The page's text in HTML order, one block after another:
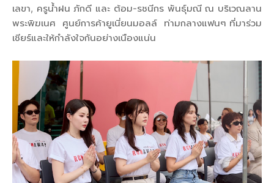
เลขา, ครูน้ำฝน ภักดี และ ต้อม-รชนีกร พันธุ์มณี ณ บริเวณลาน
พระพิฆเนศ ศูนย์การค้ายูเนี่ยนมอลล์ ท่ามกลางแฟนๆ ที่มาร่วม
เชียร์และให้กำลังใจกันอย่างเนืองแน่น